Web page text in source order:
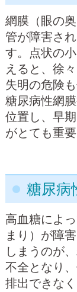
網膜（眼の
管が障害さ
す。点状の
えると、徐
失明の危険も
糖尿病性網
位置し、早
がとても重要
糖尿病
高血糖によ
まり）が障
しまうのが
不全となり
排出できな